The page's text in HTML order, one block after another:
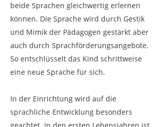
beide Sprachen gleichwertig erlernen
können. Die Sprache wird durch Gestik
und Mimik der Pädagogen gestärkt aber
auch durch Sprachförderungsangebote.
So entschlüsselt das Kind schrittweise
eine neue Sprache für sich.
In der Einrichtung wird auf die
sprachliche Entwicklung besonders